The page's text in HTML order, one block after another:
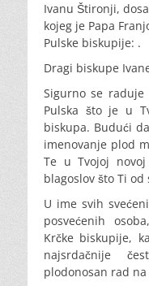
Ivanu Štironji,
kojeg je Papa
Pulske biskupije: .
Dragi biskupe
Sigurno se raduje
Pulska što je u
biskupa. Budući
imenovanje plod
Te u Tvojoj
blagoslov što Ti od
U ime svih
posvećenih
Krčke biskupije,
najsrdačnije
plodonosan rad